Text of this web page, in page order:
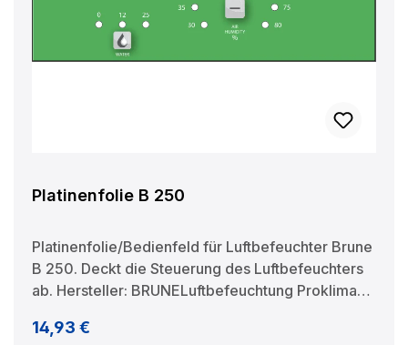
Platinenfolie B 250
Platinenfolie/Bedienfeld für Luftbefeuchter Brune
B 250. Deckt die Steuerung des Luftbefeuchters
ab. Hersteller: BRUNELuftbefeuchtung Proklima
Aglasterhausen 06262-5454 mail@brune.info
Regulärer Preis:
14,93 €